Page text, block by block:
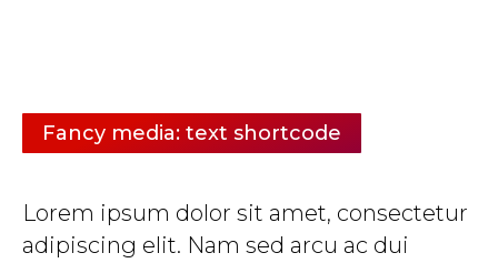
Fancy media: text shortcode
Lorem ipsum dolor sit amet, consectetur
adipiscing elit. Nam sed arcu ac dui